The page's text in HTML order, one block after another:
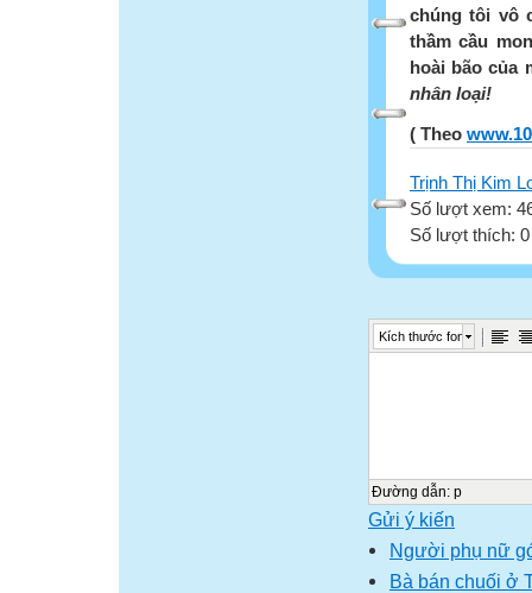
chúng tôi vô
thầm cầu
hoài bão của
nhân loại!
( Theo
Trịnh Thị Kim
Số lượt xem:
Số lượt thích:
Kích thước font
Đường dẫn: p
Gửi ý kiến
Người phụ nữ
Bà bán chuối ở